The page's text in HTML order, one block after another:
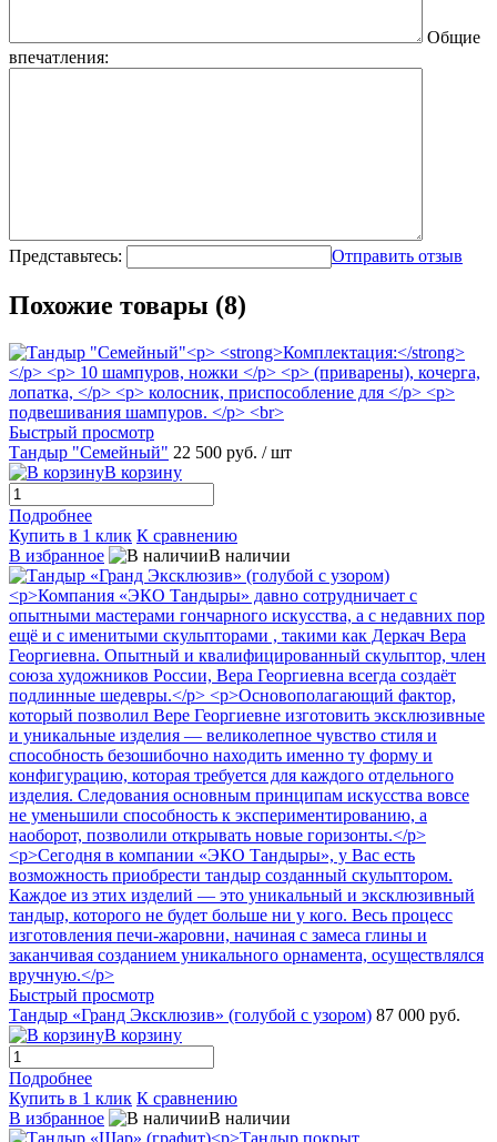
Общие
впечатления:
Представьтесь: Отправить отзыв
Похожие товары (8)
Быстрый просмотр
Тандыр "Семейный" 22 500 руб. / шт
В корзину
Подробнее
Купить в 1 клик К сравнению
В избранное
В наличии
Быстрый просмотр
Тандыр «Гранд Эксклюзив» (голубой с узором) 87 000 руб.
В корзину
Подробнее
Купить в 1 клик К сравнению
В избранное
В наличии